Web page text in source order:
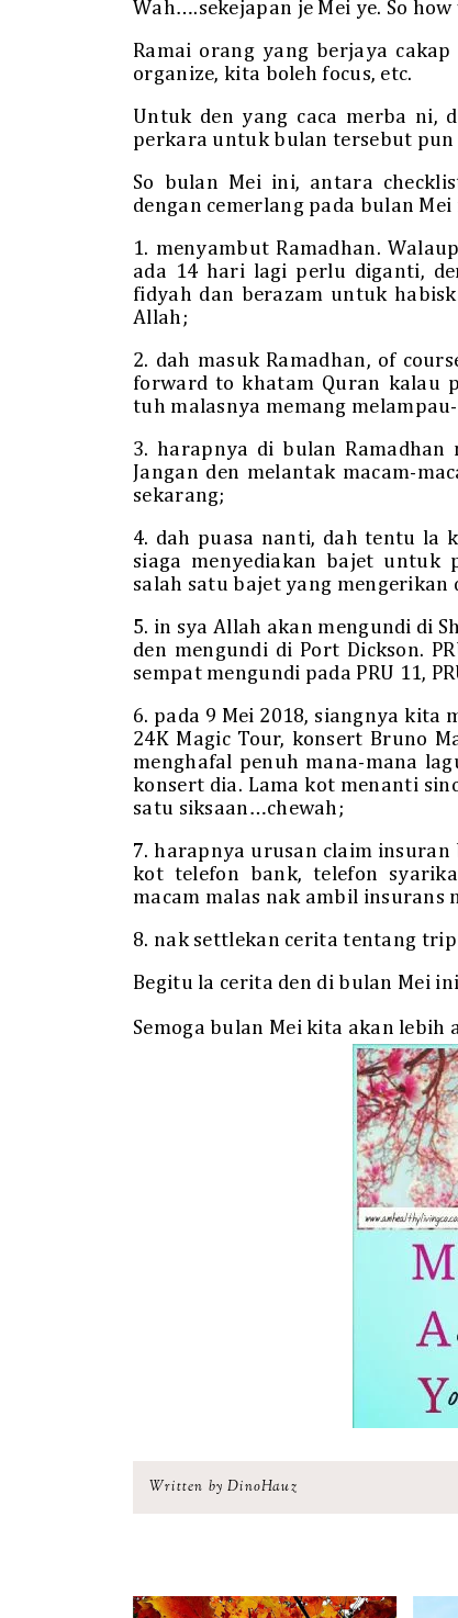
Wah….sekejapan je Mei ye. So
Ramai orang yang berjaya
organize, kita boleh focus, etc.
Untuk den yang caca merba ni,
perkara untuk bulan tersebut pun
So bulan Mei ini, antara
dengan cemerlang pada bulan
1. menyambut Ramadhan.
ada 14 hari lagi perlu diganti,
fidyah dan berazam untuk
Allah;
2. dah masuk Ramadhan, of
forward to khatam Quran kalau
tuh malasnya memang
3. harapnya di bulan
Jangan den melantak macam-
sekarang;
4. dah puasa nanti, dah tentu la
siaga menyediakan bajet untuk
salah satu bajet yang mengerikan
5. in sya Allah akan mengundi di
den mengundi di Port Dickson.
sempat mengundi pada PRU 11,
6. pada 9 Mei 2018, siangnya kita
24K Magic Tour, konsert Bruno
menghafal penuh mana-mana
konsert dia. Lama kot menanti
satu siksaan…chewah;
7. harapnya urusan claim insuran
kot telefon bank, telefon
macam malas nak ambil insurans
8. nak settlekan cerita tentang
Begitu la cerita den di bulan Mei
Semoga bulan Mei kita akan lebih
Written by DinoHauz